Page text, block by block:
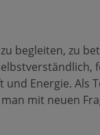
begleiten, zu
und Energie. Als
mit neuen